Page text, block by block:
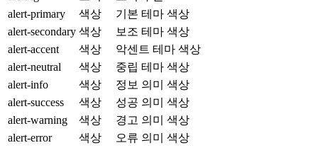
alert-primary
색상
기본 테마 색상
alert-secondary 색상
보조 테마 색상
alert-accent
색상
악센트 테마 색상
alert-neutral
색상
중립 테마 색상
alert-info
색상
정보 의미 색상
alert-success
색상
성공 의미 색상
alert-warning
색상
경고 의미 색상
alert-error
색상 오류 의미 색상